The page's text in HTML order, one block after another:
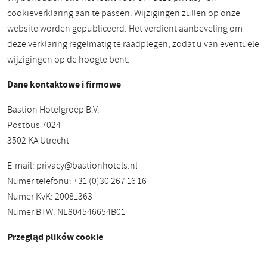
cookieverklaring aan te passen. Wijzigingen zullen op onze
website worden gepubliceerd. Het verdient aanbeveling om
deze verklaring regelmatig te raadplegen, zodat u van eventuele
wijzigingen op de hoogte bent.
Dane kontaktowe i firmowe
Bastion Hotelgroep B.V.
Postbus 7024
3502 KA Utrecht
E-mail: privacy@bastionhotels.nl
Numer telefonu: +31 (0)30 267 16 16
Numer KvK: 20081363
Numer BTW: NL804546654B01
Przegląd plików cookie